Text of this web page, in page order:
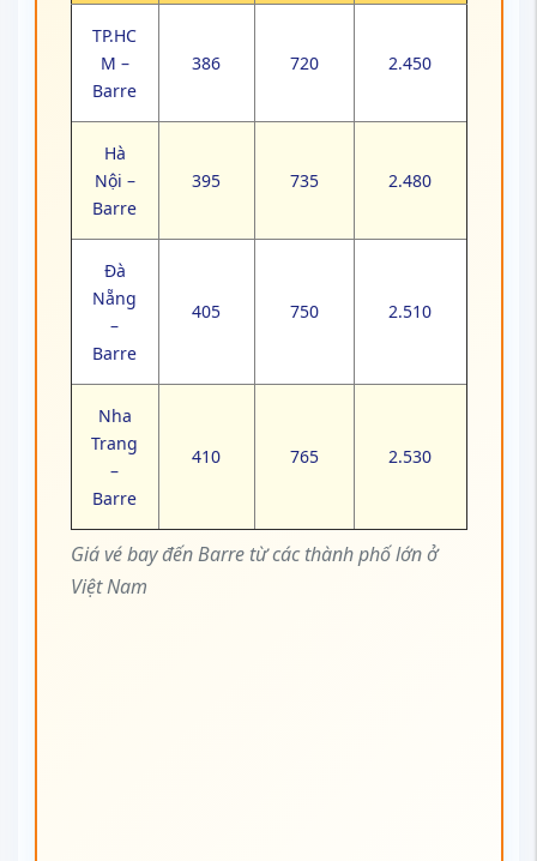
Giá vé bay đến Barre từ các thành phố lớn ở
Việt Nam
TP.HC
M –
Barre
386 720 2.450
Hà
Nội –
Barre
395 735 2.480
Đà
Nẵng
–
Barre
405 750 2.510
Nha
Trang
–
Barre
410 765 2.530